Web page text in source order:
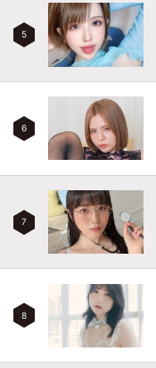
5
6
7
8